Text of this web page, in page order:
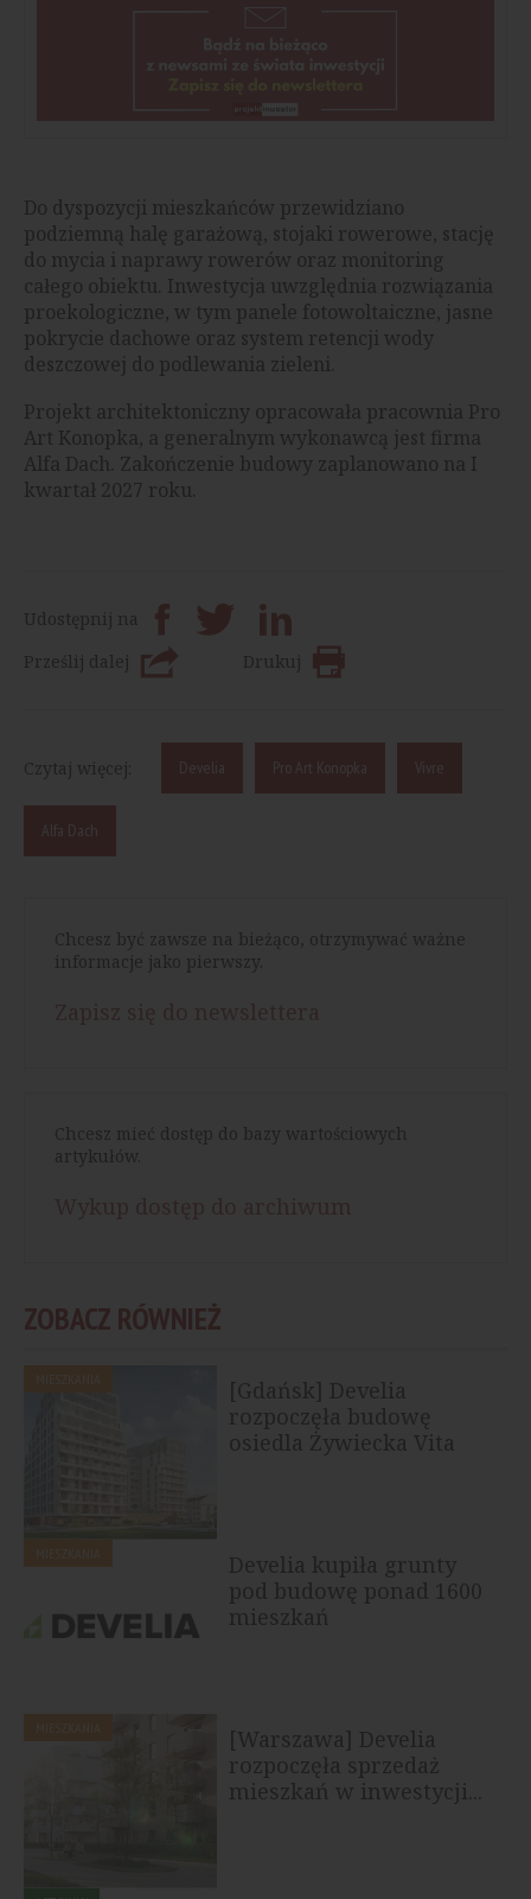
Do dyspozycji mieszkańców przewidziano
podziemną halę garażową, stojaki rowerowe, stację
do mycia i naprawy rowerów oraz monitoring
całego obiektu. Inwestycja uwzględnia rozwiązania
proekologiczne, w tym panele fotowoltaiczne, jasne
pokrycie dachowe oraz system retencji wody
deszczowej do podlewania zieleni.
Projekt architektoniczny opracowała pracownia Pro
Art Konopka, a generalnym wykonawcą jest firma
Alfa Dach. Zakończenie budowy zaplanowano na I
kwartał 2027 roku.
Udostępnij na
Prześlij dalej
Drukuj
Czytaj więcej: Develia Pro Art Konopka Vivre
Alfa Dach
Chcesz być zawsze na bieżąco, otrzymywać ważne
informacje jako pierwszy.
Chcesz mieć dostęp do bazy wartościowych
artykułów.
ZOBACZ RÓWNIEŻ
[Gdańsk] Develia
rozpoczęła budowę
osiedla Żywiecka Vita
Develia kupiła grunty
pod budowę ponad 1600
mieszkań
[Warszawa] Develia
rozpoczęła sprzedaż
mieszkań w inwestycji...